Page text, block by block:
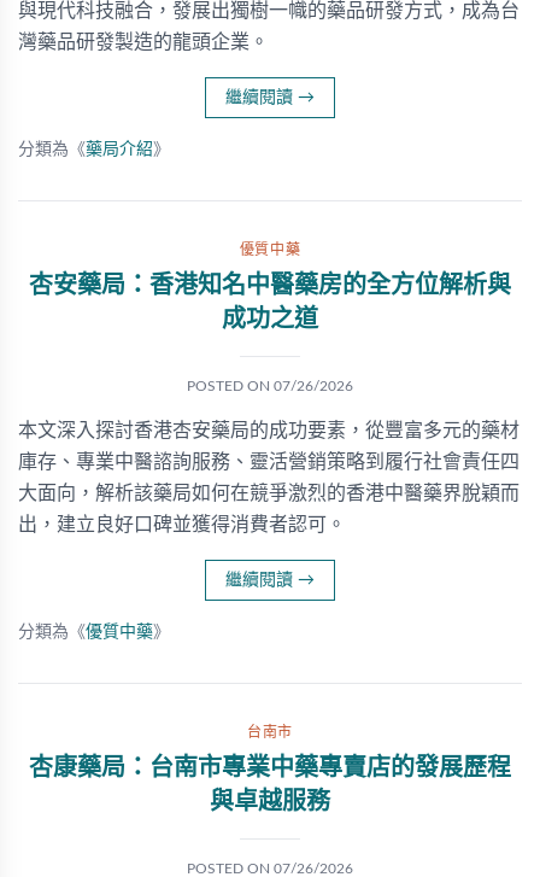
與現代科技融合，發展出獨樹一幟的藥品研發方式，成為台
灣藥品研發製造的龍頭企業。
繼續閱讀 →
分類為《藥局介紹》
優質中藥
杏安藥局：香港知名中醫藥房的全方位解析與
成功之道
POSTED ON 07/26/2026
本文深入探討香港杏安藥局的成功要素，從豐富多元的藥材
庫存、專業中醫諮詢服務、靈活營銷策略到履行社會責任四
大面向，解析該藥局如何在競爭激烈的香港中醫藥界脫穎而
出，建立良好口碑並獲得消費者認可。
繼續閱讀 →
分類為《優質中藥》
台南市
杏康藥局：台南市專業中藥專賣店的發展歷程
與卓越服務
POSTED ON 07/26/2026